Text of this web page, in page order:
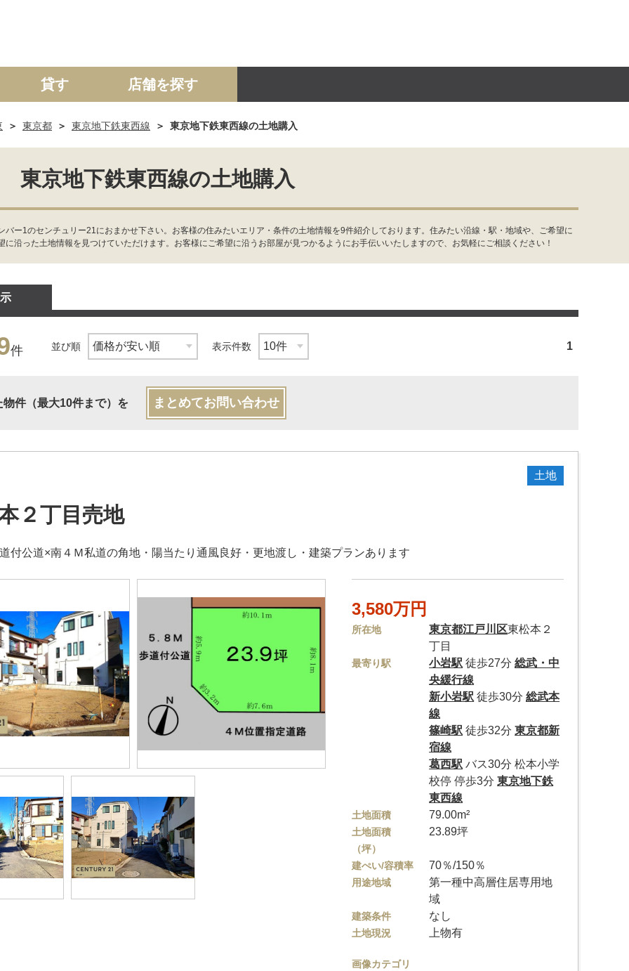
て マンション 土地 事業投資用
貸す 店舗を探す
東京都 東京地下鉄東西線 東京地下鉄東西線の土地購入
東京地下鉄東西線の土地購入
ー1のセンチュリー21におまかせ下さい。お客様の住みたいエリア・条件の土地情報を9件紹介しております。住みたい沿線・駅・地域や、ご希望に
沿った土地情報を見つけていただけます。お客様にご希望に沿うお部屋が見つかるようにお手伝いいたしますので、お気軽にご相談ください！
件 並び順 表示件数 1
件（最大10件まで）を まとめてお問い合わせ
土地
２丁目売地
付公道×南４Ｍ私道の角地・陽当たり通風良好・更地渡し・建築プランあります
3,580万円
所在地 東京都江戸川区東松本２
丁目
最寄り駅 小岩駅 徒歩27分総武・中
央緩行線
新小岩駅 徒歩30分総武本
線
篠崎駅 徒歩32分東京都新
宿線
葛西駅 バス30分 松本小学
校停 停歩3分東京地下鉄
東西線
土地面積 79.00m²
土地面積
（坪）
23.89坪
建ぺい/容積率 70％/150％
用途地域
第一種中高層住居専用地
域
建築条件 なし
土地現況 上物有
画像カテゴリ